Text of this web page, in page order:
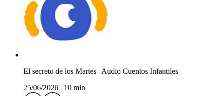
El secreto de los Martes | Audio Cuentos Infantiles
25/06/2026
10 min